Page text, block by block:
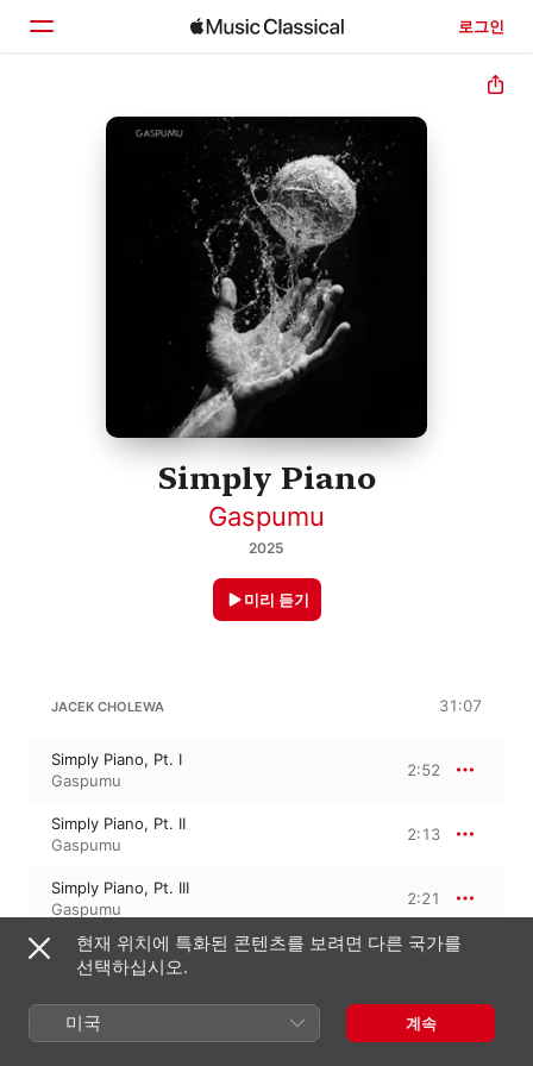
로그인
Simply Piano
Gaspumu
2025
미리 듣기
JACEK CHOLEWA 31:07
Simply Piano, Pt. I
Gaspumu
2:52
Simply Piano, Pt. II
Gaspumu
2:13
Simply Piano, Pt. III
Gaspumu
2:21
Simply Piano, Pt. IV
Gaspumu
Simply Piano, Pt. V
Gaspumu
2:10
현재 위치에 특화된 콘텐츠를 보려면 다른 국가를
선택하십시오.
미국 계속